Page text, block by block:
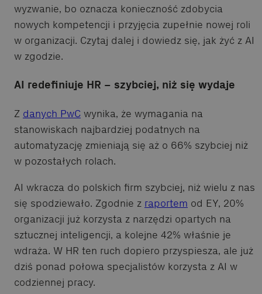
wyzwanie, bo oznacza konieczność zdobycia
nowych kompetencji i przyjęcia zupełnie nowej roli
w organizacji. Czytaj dalej i dowiedz się, jak żyć z AI
w zgodzie.
AI redefiniuje HR – szybciej, niż się wydaje
Z danych PwC wynika, że wymagania na
stanowiskach najbardziej podatnych na
automatyzację zmieniają się aż o 66% szybciej niż
w pozostałych rolach.
AI wkracza do polskich firm szybciej, niż wielu z nas
się spodziewało. Zgodnie z raportem od EY, 20%
organizacji już korzysta z narzędzi opartych na
sztucznej inteligencji, a kolejne 42% właśnie je
wdraża. W HR ten ruch dopiero przyspiesza, ale już
dziś ponad połowa specjalistów korzysta z AI w
codziennej pracy.